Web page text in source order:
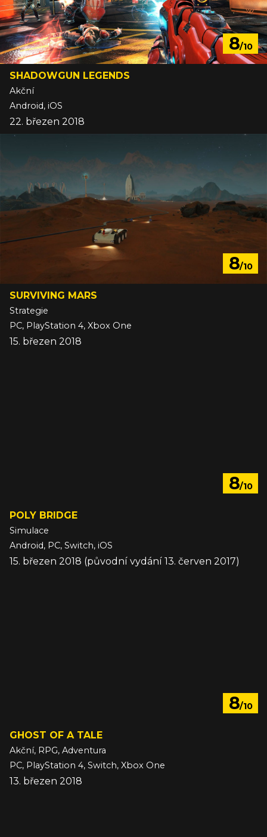
8/10
SHADOWGUN LEGENDS
Akční
Android, iOS
22. březen 2018
8/10
SURVIVING MARS
Strategie
PC, PlayStation 4, Xbox One
15. březen 2018
8/10
POLY BRIDGE
Simulace
Android, PC, Switch, iOS
15. březen 2018 (původní vydání 13. červen 2017)
8/10
GHOST OF A TALE
Akční, RPG, Adventura
PC, PlayStation 4, Switch, Xbox One
13. březen 2018